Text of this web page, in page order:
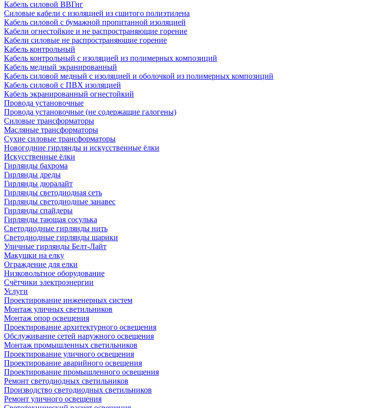
Кабель силовой ВВГнг
Силовые кабели с изоляцией из сшитого полиэтилена
Кабель силовой с бумажной пропитанной изоляцией
Кабели огнестойкие и не распространяющие горение
Кабели силовые не распространяющие горение
Кабель контрольный
Кабель контрольный с изоляцией из полимерных композиций
Кабель медный экранированный
Кабель силовой медный с изоляцией и оболочкой из полимерных композиций
Кабель силовой с ПВХ изоляцией
Кабель экранированный огнестойкий
Провода установочные
Провода установочные (не содержащие галогены)
Силовые трансформаторы
Масляные трансформаторы
Сухие силовые трансформаторы
Новогодние гирлянды и искусственные ёлки
Искусственные ёлки
Гирлянды бахрома
Гирлянды дреды
Гирлянды дюралайт
Гирлянды светодиодная сеть
Гирлянды светодиодные занавес
Гирлянды спайдеры
Гирлянды тающая сосулька
Светодиодные гирлянды нить
Светодиодные гирлянды шарики
Уличные гирлянды Белт-Лайт
Макушки на елку
Ограждение для елки
Низковольтное оборудование
Счётчики электроэнергии
Услуги
Проектирование инженерных систем
Монтаж уличных светильников
Монтаж опор освещения
Проектирование архитектурного освещения
Обслуживание сетей наружного освещения
Монтаж промышленных светильников
Проектирование уличного освещения
Проектирование аварийного освещения
Проектирование промышленного освещения
Ремонт светодиодных светильников
Производство светодиодных светильников
Ремонт уличного освещения